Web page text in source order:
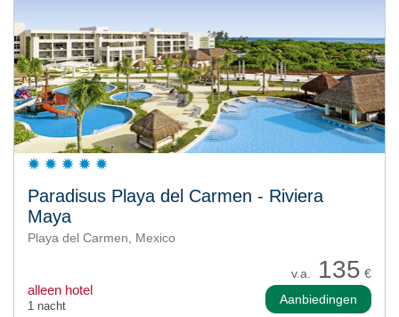
Paradisus Playa del Carmen - Riviera
Maya
Playa del Carmen, Mexico
v.a. 135 €
alleen hotel
1 nacht Aanbiedingen